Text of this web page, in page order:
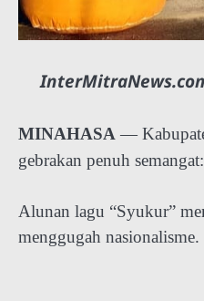
MINAHASA —
gebrakan penuh semangat:
Alunan lagu “Syukur”
menggugah nasionalisme.